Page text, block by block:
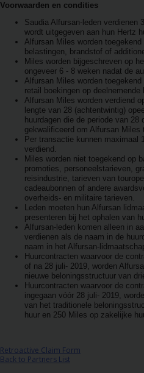
Voorwaarden en condities
Saudia Alfursan-leden verdienen
wordt uitgegeven aan hun Hertz
Alfursan Miles worden
belastingen, brandstof of
Miles worden bijgeschreven op
ongeveer 6 - 8 weken nadat de
Alfursan Miles worden
retail boekingen op deelnemende
Alfursan Miles worden verdiend
lengte van 28 (achtentwintig)
huurdagen die de periode van
gekwalificeerd om Alfursan Miles
Per transactie kunnen maximaal
verdiend.
Miles worden niet toegekend op
promoties, personeelstarieven,
reisindustrie, tarieven van
cadeaubonnen of andere
overheids- en militaire tarieven.
Leden moeten hun Alfursan
presenteren bij het ophalen van
Alfursan-leden komen alleen in
verdienen als de naam in de
naam in het Alfursan-
Huurcontracten waarvoor de
of na 28 juli- 2019, worden
nieuwe beloningsstructuur van
Huurcontracten waarvoor de
ingegaan vóór 28 juli- 2019,
van het traditionele
huur en 250 Miles op zakelijke
Retroactive Claim Form
Back to Partners List